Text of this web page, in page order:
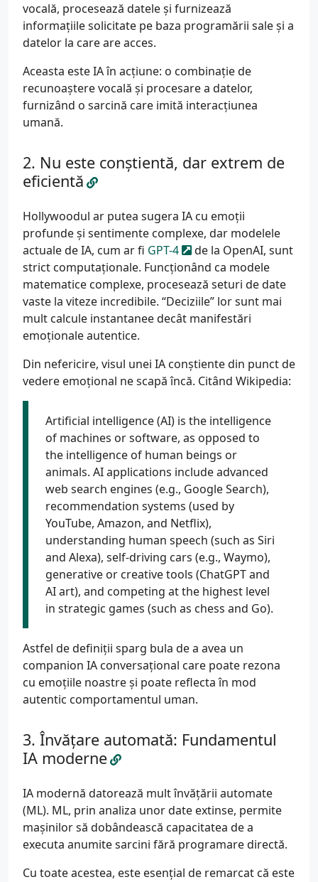
vocală, procesează datele și furnizează
informațiile solicitate pe baza programării sale și a
datelor la care are acces.
Aceasta este IA în acțiune: o combinație de
recunoaștere vocală și procesare a datelor,
furnizând o sarcină care imită interacțiunea
umană.
Nu este conștientă, dar extrem de
eficientă
Hollywoodul ar putea sugera IA cu emoții
profunde și sentimente complexe, dar modelele
actuale de IA, cum ar fi GPT-4
de la OpenAI, sunt
strict computaționale. Funcționând ca modele
matematice complexe, procesează seturi de date
vaste la viteze incredibile. “Deciziile” lor sunt mai
mult calcule instantanee decât manifestări
emoționale autentice.
Din nefericire, visul unei IA conștiente din punct de
vedere emoțional ne scapă încă. Citând Wikipedia:
Artificial intelligence (AI) is the intelligence
of machines or software, as opposed to
the intelligence of human beings or
animals. AI applications include advanced
web search engines (e.g., Google Search),
recommendation systems (used by
YouTube, Amazon, and Netflix),
understanding human speech (such as Siri
and Alexa), self-driving cars (e.g., Waymo),
generative or creative tools (ChatGPT and
AI art), and competing at the highest level
in strategic games (such as chess and Go).
Astfel de definiții sparg bula de a avea un
companion IA conversațional care poate rezona
cu emoțiile noastre și poate reflecta în mod
autentic comportamentul uman.
Învățare automată: Fundamentul
IA moderne
IA modernă datorează mult învățării automate
(ML). ML, prin analiza unor date extinse, permite
mașinilor să dobândească capacitatea de a
executa anumite sarcini fără programare directă.
Cu toate acestea, este esențial de remarcat că este